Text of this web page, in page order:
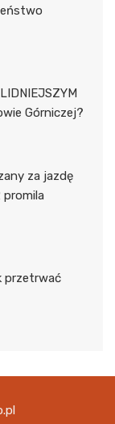
Górniczej?
za jazdę
przetrwać